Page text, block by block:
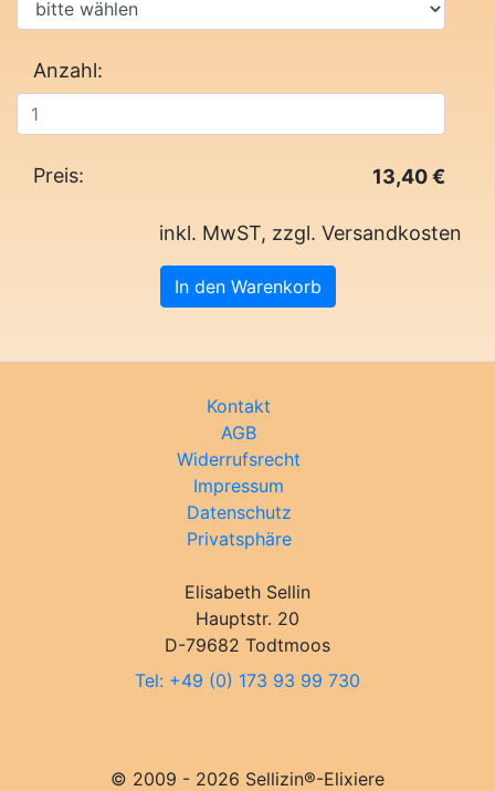
Anzahl:
Preis: 13,40€
inkl. MwST, zzgl. Versandkosten
Kontakt
AGB
Widerrufsrecht
Impressum
Datenschutz
Privatsphäre
Elisabeth Sellin
Hauptstr. 20
D-79682 Todtmoos
Tel: +49 (0) 173 93 99 730
© 2009 - 2026 Sellizin®-Elixiere